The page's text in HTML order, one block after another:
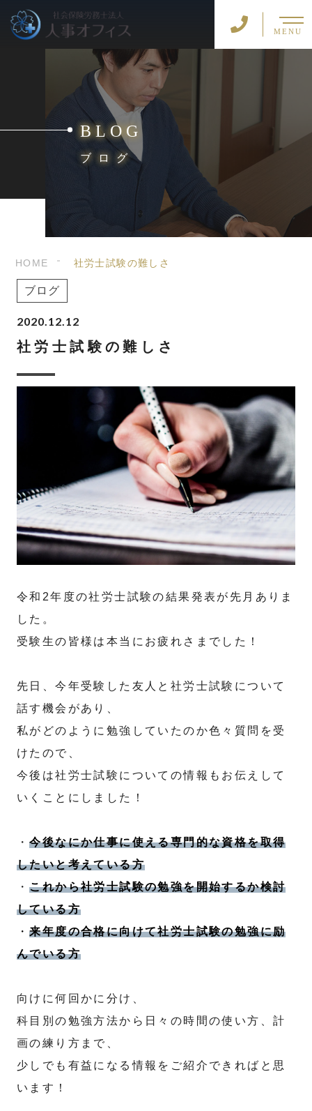
MENU
BLOG
ブログ
HOME 社労士試験の難しさ
ブログ
2020.12.12
社労士試験の難しさ
令和2年度の社労士試験の結果発表が先月ありま
した。
受験生の皆様は本当にお疲れさまでした！
先日、今年受験した友人と社労士試験について
話す機会があり、
私がどのように勉強していたのか色々質問を受
けたので、
今後は社労士試験についての情報もお伝えして
いくことにしました！
・今後なにか仕事に使える専門的な資格を取得
したいと考えている方
・これから社労士試験の勉強を開始するか検討
している方
・来年度の合格に向けて社労士試験の勉強に励
んでいる方
向けに何回かに分け、
科目別の勉強方法から日々の時間の使い方、計
画の練り方まで、
少しでも有益になる情報をご紹介できればと思
います！